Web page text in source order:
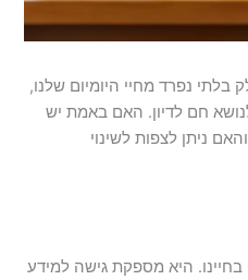
בלתי נפרד מחיי היומיום שלנו,
חם לדיון. האם באמת יש
ניתן לצפות לשינוי
בחיינו. היא מספקת גישה למידע